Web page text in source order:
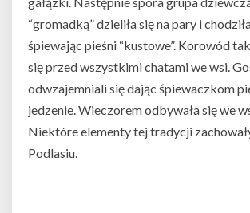
“gromadką” dzieliła się na pary i
śpiewając pieśni “kustowe”. Korowód
się przed wszystkimi chatami we wsi.
odwzajemniali się dając śpiewaczkom
jedzenie. Wieczorem odbywała się we
Niektóre elementy tej tradycji
Podlasiu.